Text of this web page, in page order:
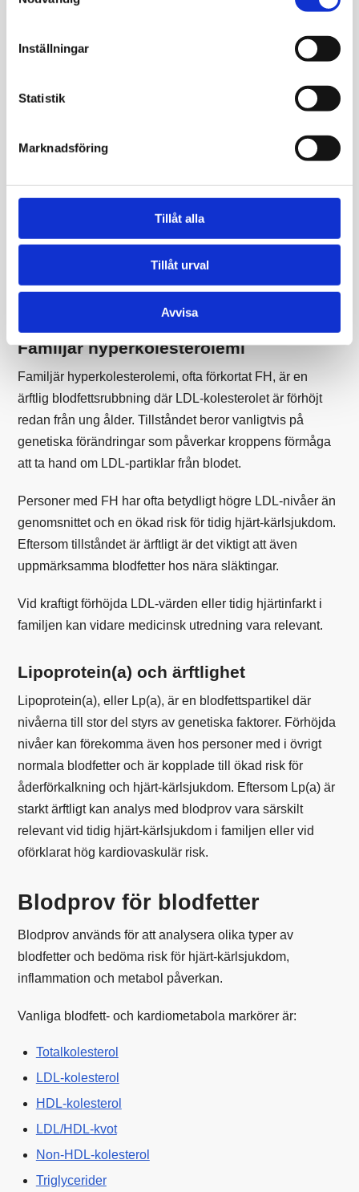
Inställningar
Statistik
Marknadsföring
Tillåt alla
Tillåt urval
Avvisa
förhöjda triglycerider och påverka leverns fettomsättning.
Ärftlighet och blodfetter
Ärftlighet spelar stor roll för blodfetterna. Vissa personer
har genetiska variationer som gör att kroppen producerar
Familjär hyperkolesterolemi
Familjär hyperkolesterolemi, ofta förkortat FH, är en
ärftlig blodfettsrubbning där LDL-kolesterolet är förhöjt
redan från ung ålder. Tillståndet beror vanligtvis på
genetiska förändringar som påverkar kroppens förmåga
att ta hand om LDL-partiklar från blodet.
Personer med FH har ofta betydligt högre LDL-nivåer än
genomsnittet och en ökad risk för tidig hjärt-kärlsjukdom.
Eftersom tillståndet är ärftligt är det viktigt att även
uppmärksamma blodfetter hos nära släktingar.
Vid kraftigt förhöjda LDL-värden eller tidig hjärtinfarkt i
familjen kan vidare medicinsk utredning vara relevant.
Lipoprotein(a) och ärftlighet
Lipoprotein(a), eller Lp(a), är en blodfettspartikel där
nivåerna till stor del styrs av genetiska faktorer. Förhöjda
nivåer kan förekomma även hos personer med i övrigt
normala blodfetter och är kopplade till ökad risk för
åderförkalkning och hjärt-kärlsjukdom. Eftersom Lp(a) är
starkt ärftligt kan analys med blodprov vara särskilt
relevant vid tidig hjärt-kärlsjukdom i familjen eller vid
oförklarat hög kardiovaskulär risk.
Blodprov för blodfetter
Blodprov används för att analysera olika typer av
blodfetter och bedöma risk för hjärt-kärlsjukdom,
inflammation och metabol påverkan.
Vanliga blodfett- och kardiometabola markörer är:
Totalkolesterol
LDL-kolesterol
HDL-kolesterol
LDL/HDL-kvot
Non-HDL-kolesterol
Triglycerider